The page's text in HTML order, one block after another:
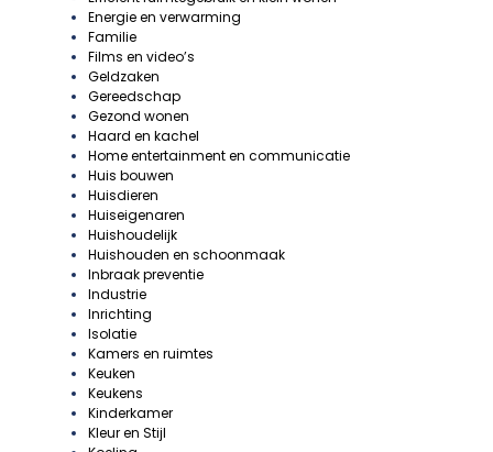
Energie en verwarming
Familie
Films en video’s
Geldzaken
Gereedschap
Gezond wonen
Haard en kachel
Home entertainment en communicatie
Huis bouwen
Huisdieren
Huiseigenaren
Huishoudelijk
Huishouden en schoonmaak
Inbraak preventie
Industrie
Inrichting
Isolatie
Kamers en ruimtes
Keuken
Keukens
Kinderkamer
Kleur en Stijl